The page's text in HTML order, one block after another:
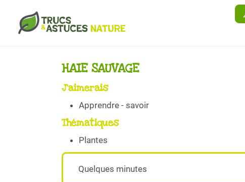
Aller au contenu principal
HAIE SAUVAGE
J'aimerais
Apprendre - savoir
Thématiques
Plantes
Quelques minutes